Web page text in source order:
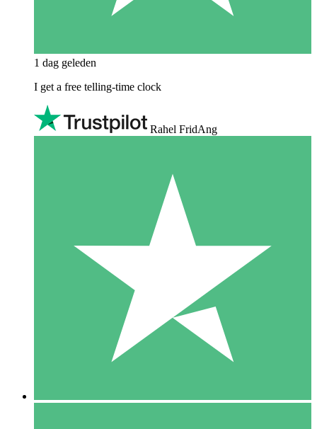
1 dag geleden
I get a free telling-time clock
Rahel FridAng